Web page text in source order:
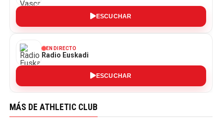
ESCUCHAR
EN DIRECTO
Radio Euskadi
ESCUCHAR
MÁS DE ATHLETIC CLUB